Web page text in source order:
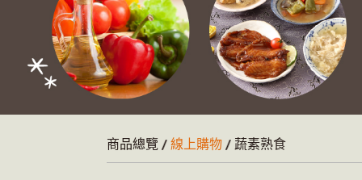
商品總覽 線上購物 蔬素熟食